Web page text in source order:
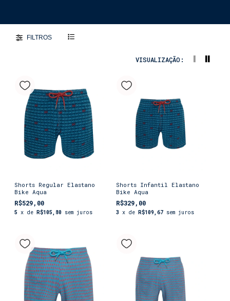
FILTROS
VISUALIZAÇÃO:
Shorts Regular Elastano
Bike Aqua
R$529,00
5 x de R$105,80 sem juros
Shorts Infantil Elastano
Bike Aqua
R$329,00
3 x de R$109,67 sem juros